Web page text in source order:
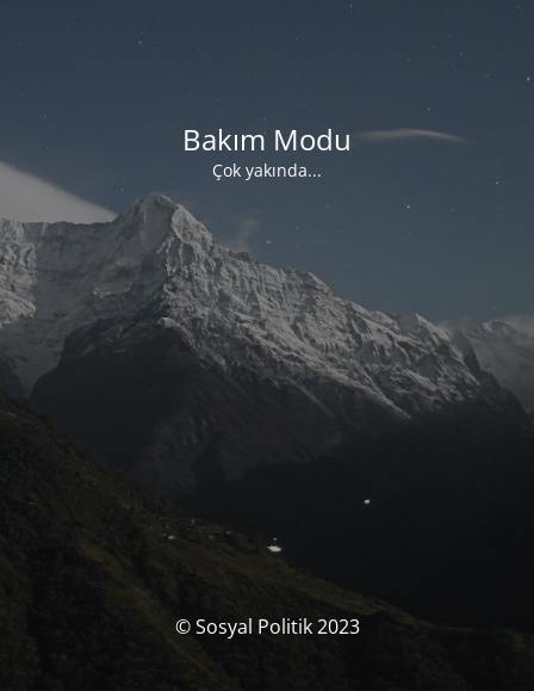
Bakım Modu
Çok yakında...
© Sosyal Politik 2023